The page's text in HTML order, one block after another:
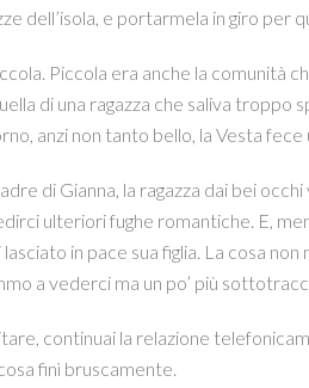
dell’isola, e portarmela in giro per
Piccola era anche la comunità
di una ragazza che saliva troppo
anzi non tanto bello, la Vesta
di Gianna, la ragazza dai bei
ulteriori fughe romantiche. E,
in pace sua figlia. La cosa
a vederci ma un po’ più
continuai la relazione
finì bruscamente.